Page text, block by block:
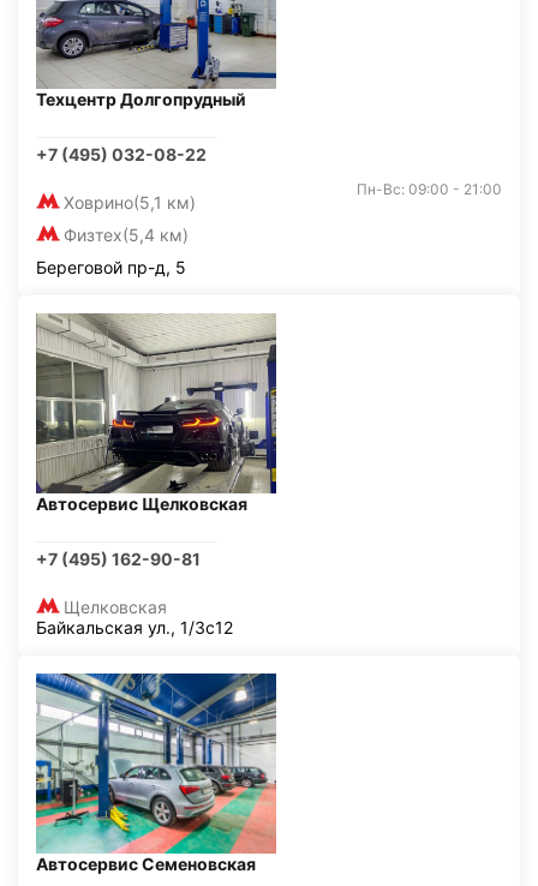
Техцентр Долгопрудный
+7 (495) 032-08-22
Ховрино(5,1 км)
Физтех(5,4 км)
Пн-Вс: 09:00 - 21:00
Береговой пр-д, 5
Автосервис Щелковская
+7 (495) 162-90-81
Щелковская
Байкальская ул., 1/3с12
Автосервис Семеновская